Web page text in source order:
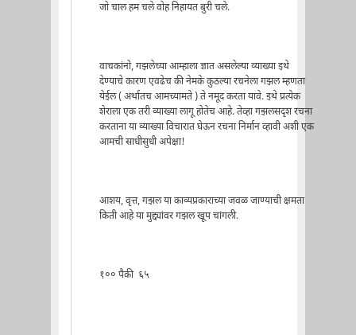
जो चाल हम चले वोह निहायत बुरी चले.
वाचकांनो, गझलेच्या आम्हाला ज्ञात असलेल्या व्याख्या इथे
देण्याचे कारण एवढेच की नेमके कुठल्या रचनेला गझल म्हणता
येईल ( अर्थातच आमच्यामते ) ते नमूद करता यावे. इथे प्रत्येक
शेराला एक तरी व्याख्या लागू होतेच आहे. तेव्हा गझलसदृश रचना
करताना या व्याख्या विचारात घेऊन रचना निर्मान व्हावी अशी एक
आमची साधीसुधी अपेक्षा!
आशय, वृत्त, गझल या काव्यप्रकाराच्या जवळ जाण्याची क्षमता
किती आहे या मुद्द्यांवर गझल खूप चांगली.
१०० पैकी ६५